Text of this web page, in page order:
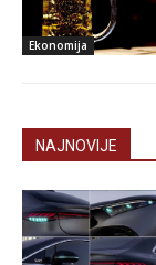
Ekonomija
NAJNOVIJE